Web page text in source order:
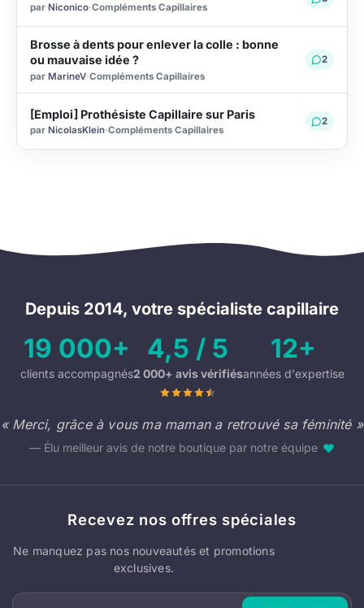
par Niconico·Compléments Capillaires
Brosse à dents pour enlever la colle : bonne
ou mauvaise idée ?
par MarineV·Compléments Capillaires
2
[Emploi] Prothésiste Capillaire sur Paris
par NicolasKlein·Compléments Capillaires
2
Depuis 2014, votre spécialiste capillaire
19 000+
clients accompagnés
4,5 / 5
2 000+ avis vérifiés
12+
années d'expertise
« Merci, grâce à vous ma maman a retrouvé sa féminité »
— Élu meilleur avis de notre boutique par notre équipe ♥
Recevez nos offres spéciales
Ne manquez pas nos nouveautés et promotions
exclusives.